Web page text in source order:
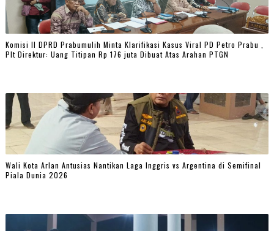
Komisi II DPRD Prabumulih Minta Klarifikasi Kasus Viral PD Petro Prabu ,
Plt Direktur: Uang Titipan Rp 176 juta Dibuat Atas Arahan PTGN
Wali Kota Arlan Antusias Nantikan Laga Inggris vs Argentina di Semifinal
Piala Dunia 2026